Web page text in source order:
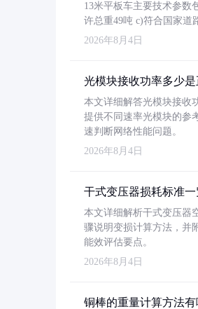
13米平板车主要技术参数
许总重49吨 c)符合国家道
2026年8月4日
光模块接收功率多少是
本文详细解答光模块接收
提供不同速率光模块的参
速判断网络性能问题。
2026年8月4日
干式变压器损耗标准
本文详细解析干式变压器
骤说明变损计算方法，并
能效评估要点。
2026年8月4日
铜棒的重量计算方法